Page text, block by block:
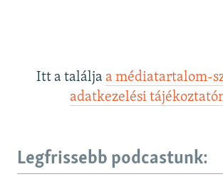
Itt a találja a médiatartalom-
adatkezelési
Legfrissebb podcastunk: